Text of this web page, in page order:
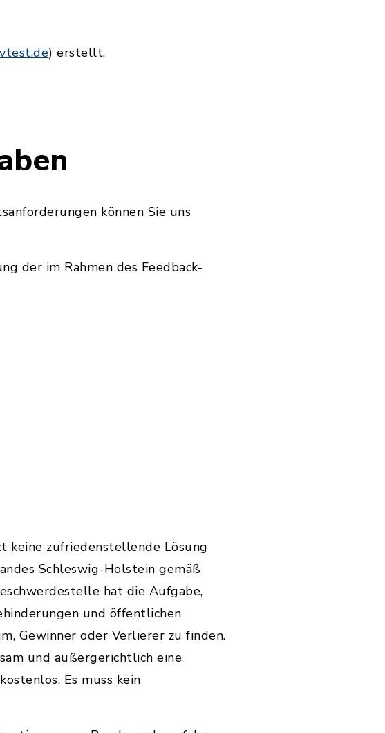
) erstellt.
können Sie uns
der im Rahmen des Feedback-
keine zufriedenstellende Lösung
Schleswig-Holstein gemäß
hat die Aufgabe,
und öffentlichen
Gewinner oder Verlierer zu finden.
und außergerichtlich eine
Es muss kein